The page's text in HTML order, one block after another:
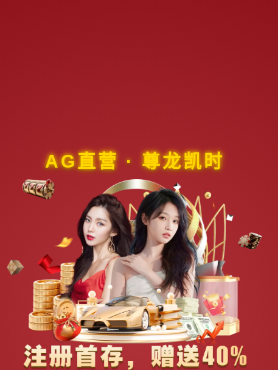
AG直营 · 尊龙凯时